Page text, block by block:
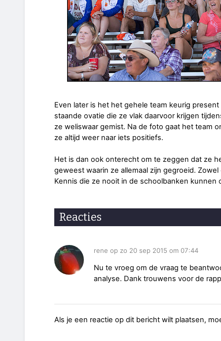
Even later is het het gehele team keurig
staande ovatie die ze vlak daarvoor krijgen
ze weliswaar gemist. Na de foto gaat het team
ze altijd weer naar iets positiefs.
Het is dan ook onterecht om te zeggen dat ze
geweest waarin ze allemaal zijn gegroeid.
Kennis die ze nooit in de schoolbanken kunnen
Reacties
rene op zo 20 sep 2015 om 07:44
Nu te vroeg om de vraag te
analyse. Dank trouwens voor de
Als je een reactie op dit bericht wilt plaatsen,